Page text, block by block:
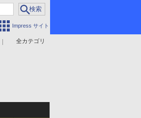
Impress サイト
全カテゴリ